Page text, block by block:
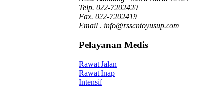
Telp. 022-7202420
Fax. 022-7202419
Email : info@rssantoyusup.com
Pelayanan Medis
Rawat Jalan
Rawat Inap
Intensif